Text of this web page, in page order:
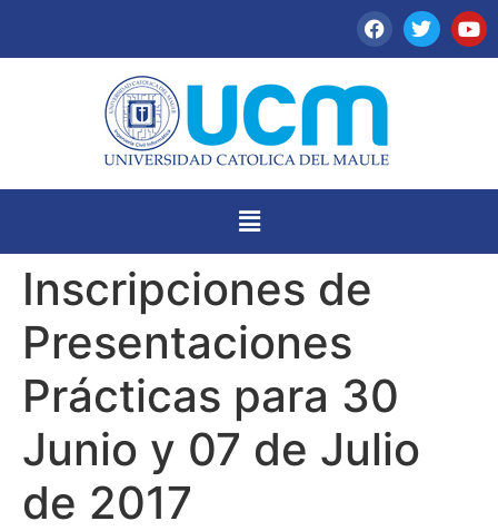
Inscripciones de
Presentaciones
Prácticas para 30
Junio y 07 de Julio
de 2017